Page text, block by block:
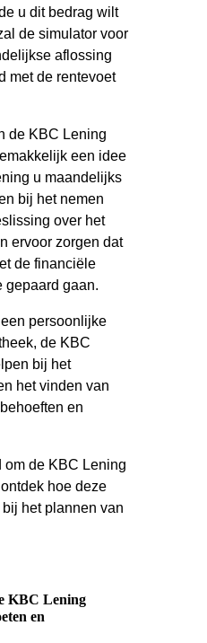
u dit bedrag wilt
de simulator voor
aflossing
met de rentevoet
de KBC Lening
een idee
u maandelijks
bij het nemen
over het
ervoor zorgen dat
de financiële
gepaard gaan.
persoonlijke
de KBC
bij het
het vinden van
en
om de KBC Lening
hoe deze
het plannen van
KBC Lening
en